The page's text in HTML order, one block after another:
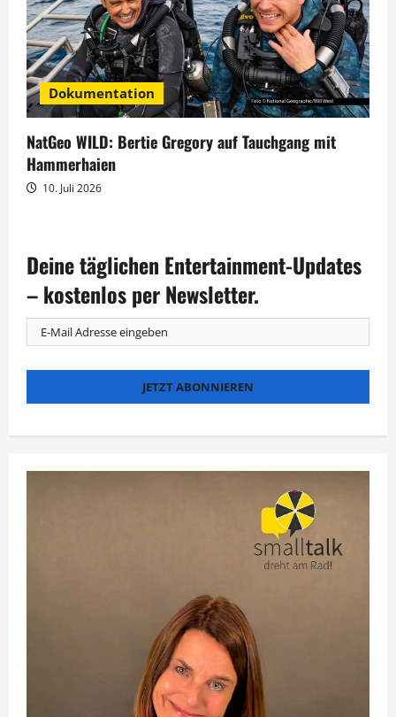
Dokumentation
NatGeo WILD: Bertie Gregory auf Tauchgang mit
Hammerhaien
10. Juli 2026
Deine täglichen Entertainment-Updates
– kostenlos per Newsletter.